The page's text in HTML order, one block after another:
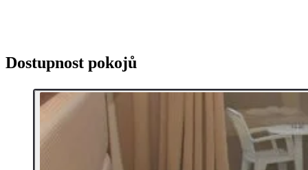
Dostupnost pokojů